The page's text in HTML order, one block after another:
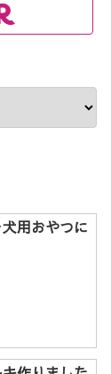
用おやつに